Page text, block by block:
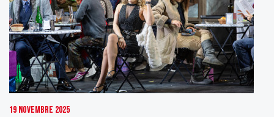
19 Novembre 2025